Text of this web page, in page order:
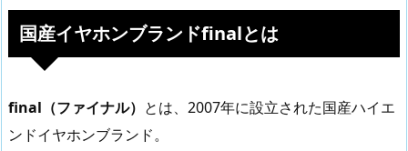
国産イヤホンブランドfinalとは
final（ファイナル） とは、2007年に設立された国産ハイエ
ンドイヤホンブランド。